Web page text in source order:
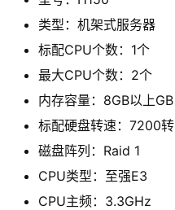
类型： 机架式服务器
标配CPU个数： 1个
最大CPU个数： 2个
内存容量： 8GB以上GB
标配硬盘转速： 7200转
磁盘阵列： Raid 1
CPU类型： 至强E3
CPU主频： 3.3GHz